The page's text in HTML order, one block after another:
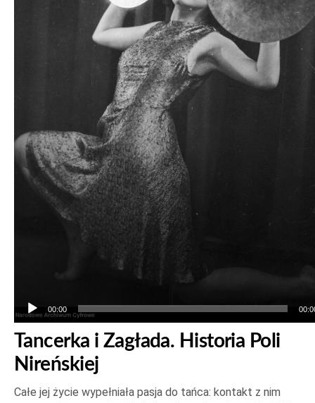
00:00
Tancerka i Zagłada. Historia Poli
Nireńskiej
Całe jej życie wypełniała pasja do tańca: kontakt z nim